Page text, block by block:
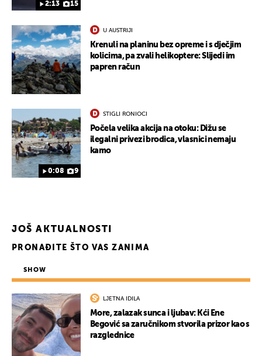
2:13 15
U AUSTRIJI
Krenuli na planinu bez opreme i s dječjim
kolicima, pa zvali helikoptere: Slijedi im
papren račun
0:08 9
STIGLI RONIOCI
Počela velika akcija na otoku: Dižu se
ilegalni privezi brodica, vlasnici nemaju
kamo
JOŠ AKTUALNOSTI
PRONAĐITE ŠTO VAS ZANIMA
SHOW
LJETNA IDILA
More, zalazak sunca i ljubav: Kći Ene
Begović sa zaručnikom stvorila prizor kao s
razglednice